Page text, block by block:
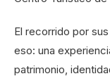
El recorrido por
eso: una
patrimonio,